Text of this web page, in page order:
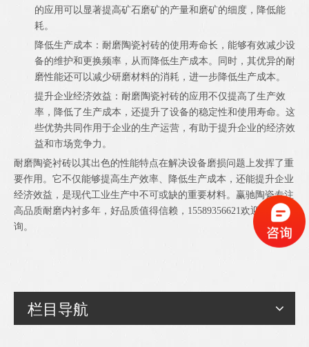
的应用可以显著提高矿石磨矿的产量和磨矿的细度，降低能
耗。
降低生产成本：耐磨陶瓷衬砖的使用寿命长，能够有效减少设
备的维护和更换频率，从而降低生产成本。同时，其优异的耐
磨性能还可以减少研磨材料的消耗，进一步降低生产成本。
提升企业经济效益：耐磨陶瓷衬砖的应用不仅提高了生产效
率，降低了生产成本，还提升了设备的稳定性和使用寿命。这
些优势共同作用于企业的生产运营，有助于提升企业的经济效
益和市场竞争力。
耐磨陶瓷衬砖以其出色的性能特点在解决设备磨损问题上发挥了重
要作用。它不仅能够提高生产效率、降低生产成本，还能提升企业
经济效益，是现代工业生产中不可或缺的重要材料。赢驰陶瓷专注
高品质耐磨内衬多年，好品质值得信赖，15589356621欢迎您的咨
询。
栏目导航